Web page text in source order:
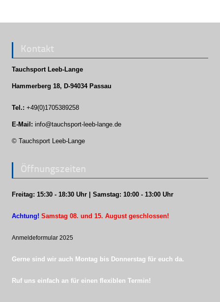
Kontakt
Tauchsport Leeb-Lange
Hammerberg 18, D-94034 Passau
Tel.: +49(0)1705389258
E-Mail: info@tauchsport-leeb-lange.de
© Tauchsport Leeb-Lange
Öffnungszeiten
Freitag: 15:30 - 18:30 Uhr | Samstag: 10:00 - 13:00 Uhr
Achtung! Samstag 08. und 15. August geschlossen!
Anmeldeformular 2025
Gerne sind wir auch Montag bis Donnerstag für euch da.
Ruf uns einfach an für einen flexiblen Termin!